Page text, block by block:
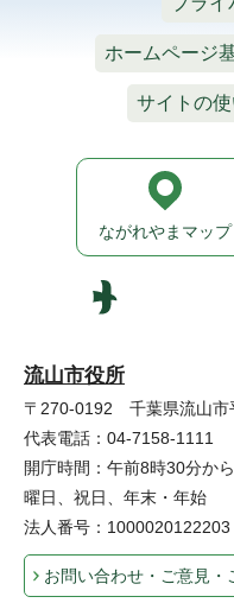
ホームページ
サイトの
流山市役所
〒270-0192 千葉県流山
代表電話：04-7158-1111
開庁時間：午前8時30分か
曜日、祝日、年末・年始
法人番号：1000020122203
お問い合わせ・ご意見・
ながれやまマップ